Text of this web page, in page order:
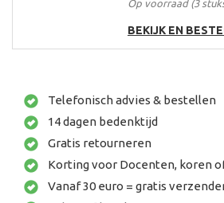
Op voorraad (3
BEKIJK EN
Telefonisch advies & bestellen
14 dagen bedenktijd
Gratis retourneren
Korting voor Docenten, koren
Vanaf 30 euro = gratis